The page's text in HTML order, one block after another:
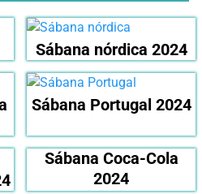
Sábana nórdica 2024
Sábana Portugal 2024
Sábana Coca-Cola
2024